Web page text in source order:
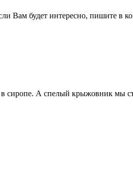
Вам будет интересно, пишите в
в сиропе. А спелый крыжовник мы